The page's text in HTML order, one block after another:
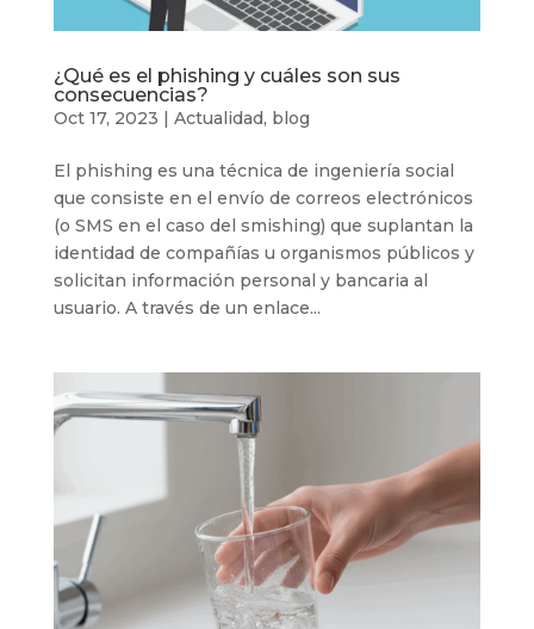
¿Qué es el phishing y cuáles son sus
consecuencias?
Oct 17, 2023 | Actualidad, blog
El phishing es una técnica de ingeniería social
que consiste en el envío de correos electrónicos
(o SMS en el caso del smishing) que suplantan la
identidad de compañías u organismos públicos y
solicitan información personal y bancaria al
usuario. A través de un enlace...